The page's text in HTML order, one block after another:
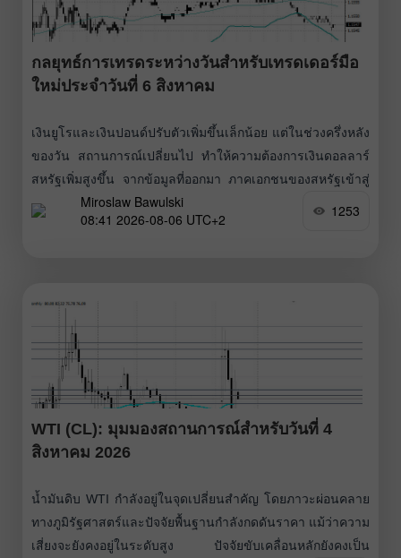
กลยุทธ์การเทรดระหว่างวันสำหรับเทรดเดอร์มือ
ใหม่ประจำวันที่ 6 สิงหาคม
เงินยูโรและเงินปอนด์ปรับตัวเพิ่มขึ้นเล็กน้อย แต่ในช่วงครึ่งหลัง
ของวัน สถานการณ์เปลี่ยนไป ทำให้ความต้องการเงินดอลลาร์
สหรัฐเพิ่มสูงขึ้น จากข้อมูลที่ออกมา ภาคเอกชนของสหรัฐเข้าสู่
ไตรมาสที่สามอย่างมั่นใจ โดยภาคบริการขยายตัวในอัตราที่เร็ว
ที่สุดในรอบเก้าเดือน เพิ่มขึ้นเป็น 54.6 เทียบกับ 51.2 ในเดือน
Miroslaw Bawulski
08:41 2026-08-06 UTC+2
1253
WTI (CL): มุมมองสถานการณ์สำหรับวันที่ 4
สิงหาคม 2026
น้ำมันดิบ WTI กำลังอยู่ในจุดเปลี่ยนสำคัญ โดยภาวะผ่อนคลาย
ทางภูมิรัฐศาสตร์และปัจจัยพื้นฐานกำลังกดดันราคา แม้ว่าความ
เสี่ยงจะยังคงอยู่ในระดับสูง ปัจจัยขับเคลื่อนหลักยังคงเป็น